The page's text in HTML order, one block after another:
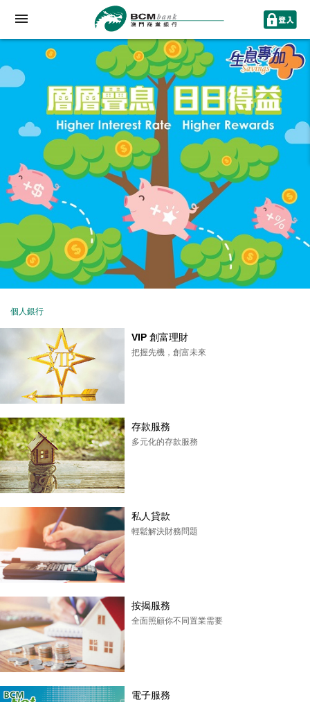
個人銀行
VIP 創富理財
把握先機，創富未來
存款服務
多元化的存款服務
私人貸款
輕鬆解決財務問題
按揭服務
全面照顧你不同置業需要
電子服務